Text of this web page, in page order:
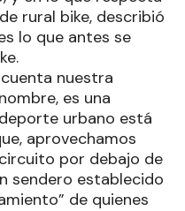
rural bike, describió
lo que antes se
nuestra
es una
urbano está
aprovechamos
por debajo de
sendero establecido
de quienes